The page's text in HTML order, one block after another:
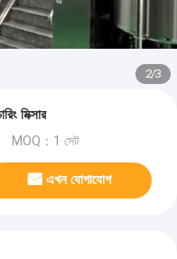
2/3
মিক্সার
MOQ：1 সেট
এখন যোগাযোগ